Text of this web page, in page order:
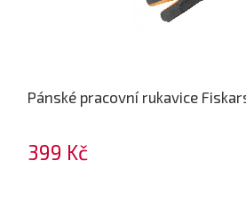
Pánské pracovní rukavice
399 Kč